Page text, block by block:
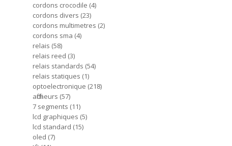
cordons crocodile 4
cordons divers 23
cordons multimetres 2
cordons sma 4
relais 58
relais reed 3
relais standards 54
relais statiques 1
optoelectronique 218
afficheurs 57
7 segments 11
lcd graphiques 5
lcd standard 15
oled 7